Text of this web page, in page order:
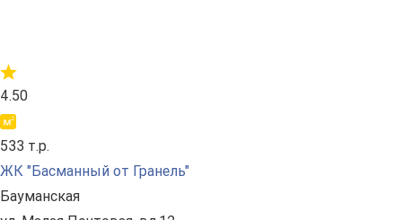
4.50
533 т.р.
ЖК "Басманный от Гранель"
Бауманская